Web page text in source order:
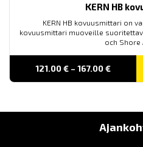
KERN HB
KERN HB kovuusmittari on
kovuusmittari muoveille
och
121.00€ – 167.00€PRICE
121.00 €